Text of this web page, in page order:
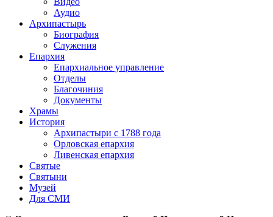
Аудио
Архипастырь
Биография
Служения
Епархия
Епархиальное управление
Отделы
Благочиния
Документы
Храмы
История
Архипастыри с 1788 года
Орловская епархия
Ливенская епархия
Святые
Святыни
Музей
Для СМИ